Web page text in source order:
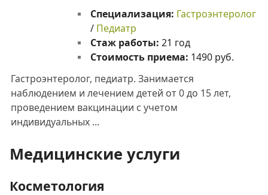
Специализация: Гастроэнтеролог
/ Педиатр
Стаж работы: 21 год
Стоимость приема: 1490 руб.
Гастроэнтеролог, педиатр. Занимается
наблюдением и лечением детей от 0 до 15 лет,
проведением вакцинации с учетом
индивидуальных ...
Медицинские услуги
Косметология